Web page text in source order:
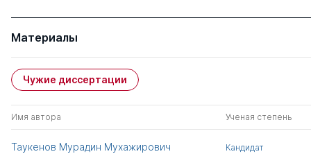
Материалы
Чужие диссертации
Имя автора Ученая степень
Таукенов Мурадин Мухажирович
Кандидат